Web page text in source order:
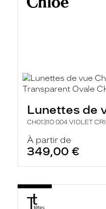
Lunettes de
CH0131O 004 VIOLET
À partir de
349,00 €